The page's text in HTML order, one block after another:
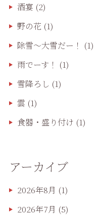
酒宴 (2)
野の花 (1)
除雪〜大雪だー！ (1)
雨でーす！ (1)
雪降ろし (1)
雲 (1)
食器・盛り付け (1)
アーカイブ
2026年8月 (1)
2026年7月 (5)